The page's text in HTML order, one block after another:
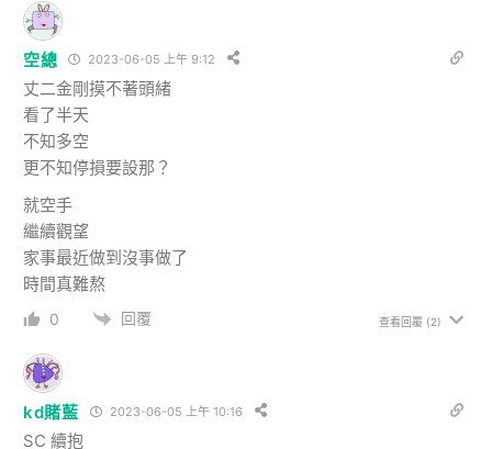
空總 2023-06-05 上午 9:12
丈二金剛摸不著頭緒
看了半天
不知多空
更不知停損要設那？
就空手
繼續觀望
家事最近做到沒事做了
時間真難熬
0 回覆 查看回覆 (2)
kd賭藍 2023-06-05 上午 10:16
SC 續抱